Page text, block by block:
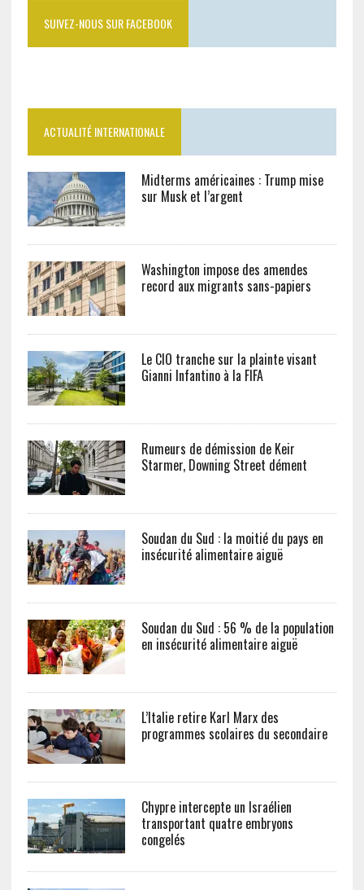
SUIVEZ-NOUS SUR FACEBOOK
ACTUALITÉ INTERNATIONALE
Midterms américaines : Trump mise
sur Musk et l’argent
Washington impose des amendes
record aux migrants sans-papiers
Le CIO tranche sur la plainte visant
Gianni Infantino à la FIFA
Rumeurs de démission de Keir
Starmer, Downing Street dément
Soudan du Sud : la moitié du pays en
insécurité alimentaire aiguë
Soudan du Sud : 56 % de la population
en insécurité alimentaire aiguë
L’Italie retire Karl Marx des
programmes scolaires du secondaire
Chypre intercepte un Israélien
transportant quatre embryons
congelés